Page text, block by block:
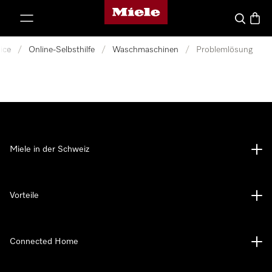
Miele-Homepage
Suche
/ Online-Selbsthilfe / Waschmaschinen / Problemlösung
Miele in der Schweiz
Vorteile
Connected Home